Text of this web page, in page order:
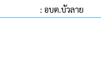
: อบต.บัวลาย